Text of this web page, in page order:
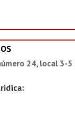
24, local 3-